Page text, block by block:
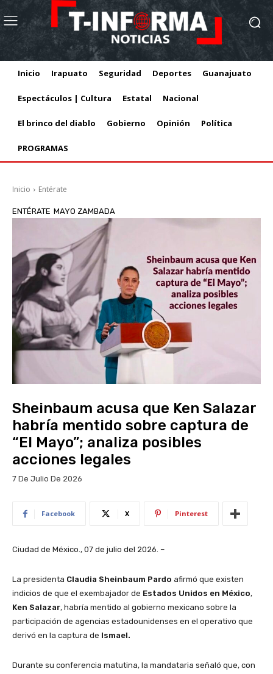
Inicio Irapuato Seguridad Deportes Guanajuato
Espectáculos | Cultura Estatal Nacional
El brinco del diablo Gobierno Opinión Política
PROGRAMAS
Inicio Entérate
ENTÉRATE MAYO ZAMBADA
Sheinbaum acusa que Ken Salazar
habría mentido sobre captura de
“El Mayo”; analiza posibles
acciones legales
7 De Julio De 2026
Facebook X Pinterest
Ciudad de México., 07 de julio del 2026. –
La presidenta Claudia Sheinbaum Pardo afirmó que existen
indicios de que el exembajador de Estados Unidos en México,
Ken Salazar, habría mentido al gobierno mexicano sobre la
participación de agencias estadounidenses en el operativo que
derivó en la captura de Ismael.
Durante su conferencia matutina, la mandataria señaló que, con